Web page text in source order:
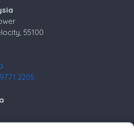
55100
2205